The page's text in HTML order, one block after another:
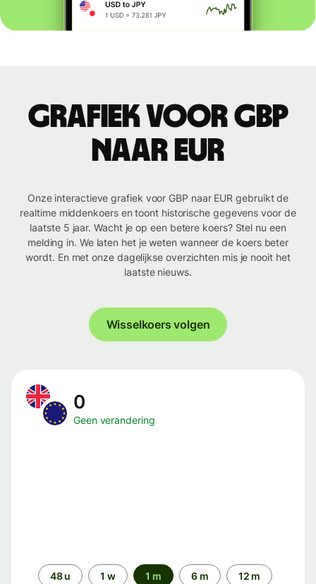
Grafiek voor GBP
naar EUR
Onze interactieve grafiek voor GBP naar EUR gebruikt de
realtime middenkoers en toont historische gegevens voor de
laatste 5 jaar. Wacht je op een betere koers? Stel nu een
melding in. We laten het je weten wanneer de koers beter
wordt. En met onze dagelijkse overzichten mis je nooit het
laatste nieuws.
Wisselkoers volgen
0
Geen verandering
Periode48 u 1 w 1 m 6 m 12 m